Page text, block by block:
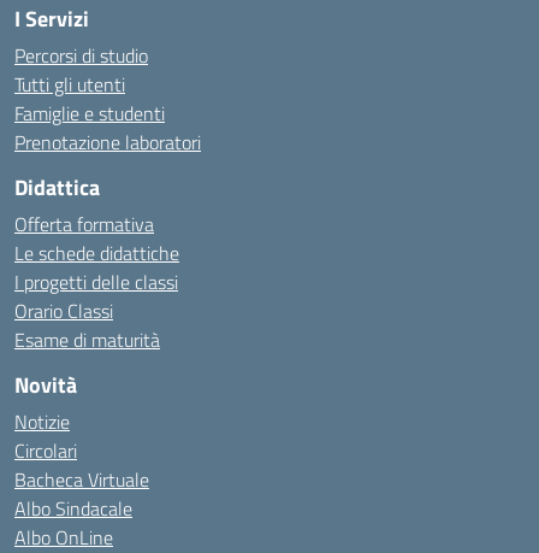
I Servizi
Percorsi di studio
Tutti gli utenti
Famiglie e studenti
Prenotazione laboratori
Didattica
Offerta formativa
Le schede didattiche
I progetti delle classi
Orario Classi
Esame di maturità
Novità
Notizie
Circolari
Bacheca Virtuale
Albo Sindacale
Albo OnLine